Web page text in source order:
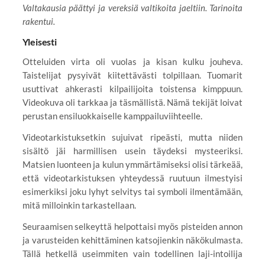
Valtakausia päättyi ja vereksiä valtikoita jaeltiin. Tarinoita
rakentui.
Yleisesti
Otteluiden virta oli vuolas ja kisan kulku jouheva.
Taistelijat pysyivät kiitettävästi tolpillaan. Tuomarit
usuttivat ahkerasti kilpailijoita toistensa kimppuun.
Videokuva oli tarkkaa ja täsmällistä. Nämä tekijät loivat
perustan ensiluokkaiselle kamppailuviihteelle.
Videotarkistuksetkin sujuivat ripeästi, mutta niiden
sisältö jäi harmillisen usein täydeksi mysteeriksi.
Matsien luonteen ja kulun ymmärtämiseksi olisi tärkeää,
että videotarkistuksen yhteydessä ruutuun ilmestyisi
esimerkiksi joku lyhyt selvitys tai symboli ilmentämään,
mitä milloinkin tarkastellaan.
Seuraamisen selkeyttä helpottaisi myös pisteiden annon
ja varusteiden kehittäminen katsojienkin näkökulmasta.
Tällä hetkellä useimmiten vain todellinen laji-intoilija